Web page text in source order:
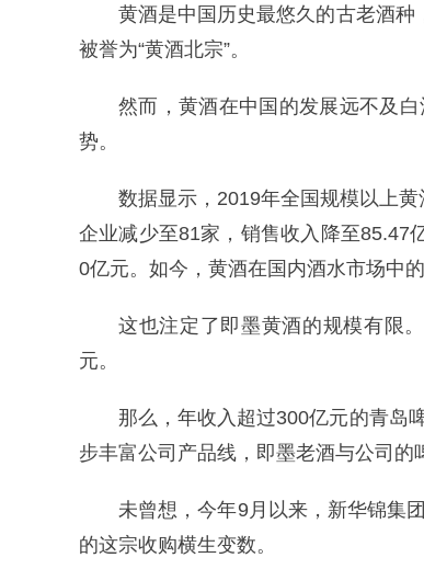
黄酒是中国历史最悠久的古老酒种
被誉为“黄酒北宗”。
然而，黄酒在中国的发展远不及
势。
数据显示，2019年全国规模以上
企业减少至81家，销售收入降至85.47
0亿元。如今，黄酒在国内酒水市场中
这也注定了即墨黄酒的规模有限
元。
那么，年收入超过300亿元的青岛
步丰富公司产品线，即墨老酒与公司的
未曾想，今年9月以来，新华锦集
的这宗收购横生变数。